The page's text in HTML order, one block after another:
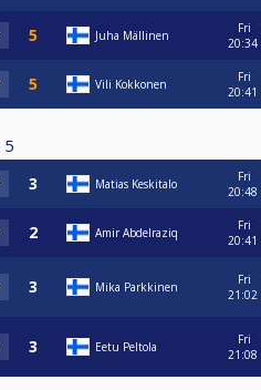
Juha Mällinen
Fri
20:34
Vili Kokkonen
Fri
20:41
5
Matias Keskitalo
Fri
20:48
Amir Abdelraziq
Fri
20:41
Mika Parkkinen
Fri
21:02
Eetu Peltola
Fri
21:08